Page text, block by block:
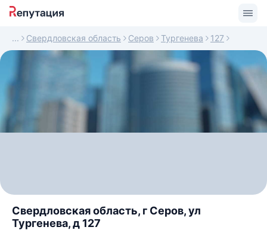
Свердловская область Серов Тургенева 127
Свердловская область, г Серов, ул
Тургенева, д 127